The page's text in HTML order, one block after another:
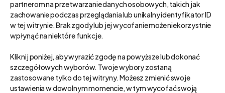
partnerom na przetwarzanie danych osobowych, takich jak
zachowanie podczas przeglądania lub unikalny identyfikator ID
w tej witrynie. Brak zgody lub jej wycofanie może niekorzystnie
wpłynąć na niektóre funkcje.
Kliknij poniżej, aby wyrazić zgodę na powyższe lub dokonać
szczegółowych wyborów. Twoje wybory zostaną
zastosowane tylko do tej witryny. Możesz zmienić swoje
ustawienia w dowolnym momencie, w tym wycofać swoją
dynamicznego rozwoju firmy i zwiększania
przychodów bez proporcjonalnego wzrostu